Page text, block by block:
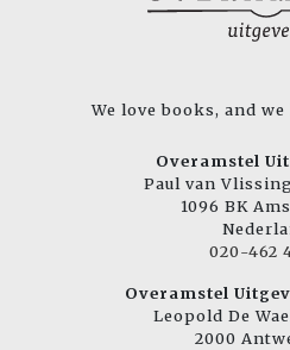
We love books, and
Overamstel
Paul van
1096 BK
020-462
Overamstel
Leopold De
2000